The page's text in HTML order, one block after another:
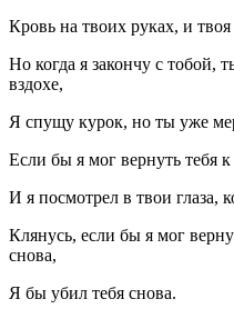
Кровь на твоих руках, и
Но когда я закончу с тобой,
вздохе,
Я спущу курок, но ты уже
Если бы я мог вернуть тебя
И я посмотрел в твои глаза,
Клянусь, если бы я мог
снова,
Я бы убил тебя снова.